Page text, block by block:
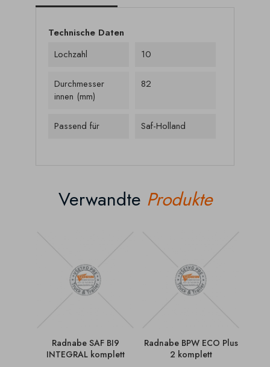
Technische Daten
Lochzahl
10
Durchmesser
innen (mm)
82
Passend für Saf-Holland
Verwandte Produkte
Radnabe SAF BI9
INTEGRAL komplett
Radnabe BPW ECO Plus
2 komplett